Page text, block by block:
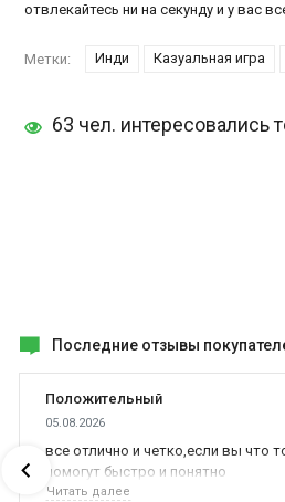
отвлекайтесь ни на секунду и у вас
Метки: Инди Казуальная игра
63 чел. интересовались
Последние отзывы
Положительный
05.08.2026
все отлично и четко,если вы что
помогут быстро и понятно
Читать далее